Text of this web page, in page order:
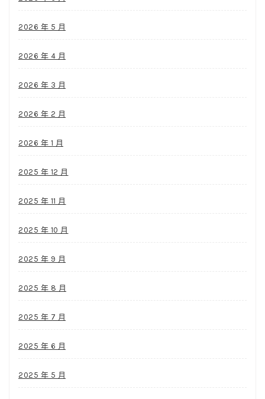
2026 年 5 月
2026 年 4 月
2026 年 3 月
2026 年 2 月
2026 年 1 月
2025 年 12 月
2025 年 11 月
2025 年 10 月
2025 年 9 月
2025 年 8 月
2025 年 7 月
2025 年 6 月
2025 年 5 月